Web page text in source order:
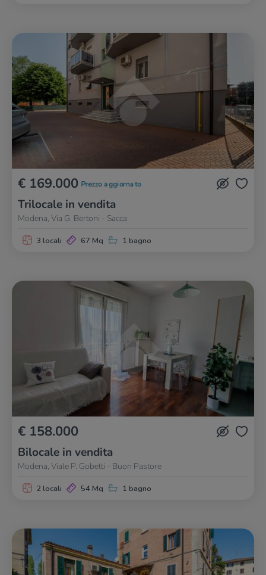
€ 169.000 Prezzo aggiornato
Trilocale in vendita
Modena, Via G. Bertoni - Sacca
3 locali 67 Mq 1 bagno
€ 158.000
Bilocale in vendita
Modena, Viale P. Gobetti - Buon Pastore
2 locali 54 Mq 1 bagno